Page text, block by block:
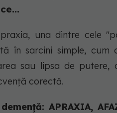
una dintre cele
în sarcini simple, cum
sau lipsa de putere,
corectă.
APRAXIA,